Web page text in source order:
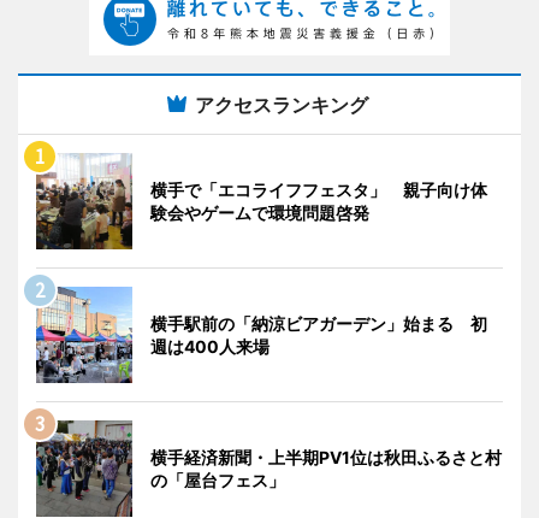
アクセスランキング
横手で「エコライフフェスタ」 親子向け体
験会やゲームで環境問題啓発
横手駅前の「納涼ビアガーデン」始まる 初
週は400人来場
横手経済新聞・上半期PV1位は秋田ふるさと村
の「屋台フェス」